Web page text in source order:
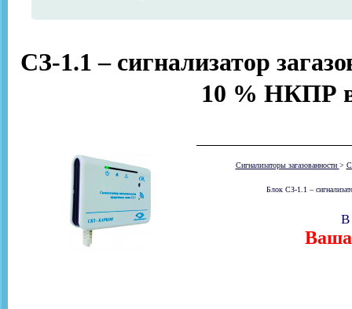
СЗ-1.1 – сигнализатор
10 % НКПР
Сигнализаторы загазованности >
Блок СЗ-1.1 –
Ваша
В